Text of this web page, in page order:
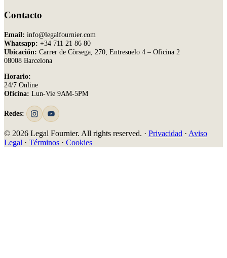
Contacto
Email: info@legalfournier.com
Whatsapp: +34 711 21 86 80
Ubicación: Carrer de Còrsega, 270, Entresuelo 4 – Oficina 2
08008 Barcelona
Horario:
24/7 Online
Oficina: Lun-Vie 9AM-5PM
Redes:
© 2026 Legal Fournier. All rights reserved. · Privacidad · Aviso
Legal · Términos · Cookies